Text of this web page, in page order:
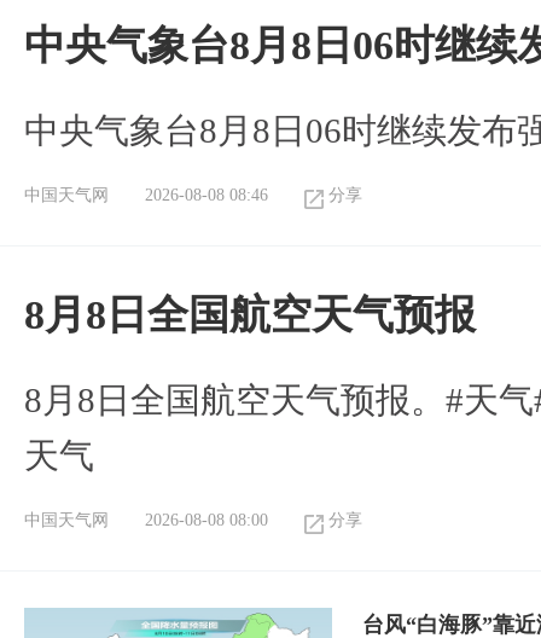
中央气象台8月8日06时继
中央气象台8月8日06时继续发布
中国天气网 2026-08-08 08:46 分享
8月8日全国航空天气预报
8月8日全国航空天气预报。#天
天气
中国天气网 2026-08-08 08:00 分享
台风“白海豚”靠